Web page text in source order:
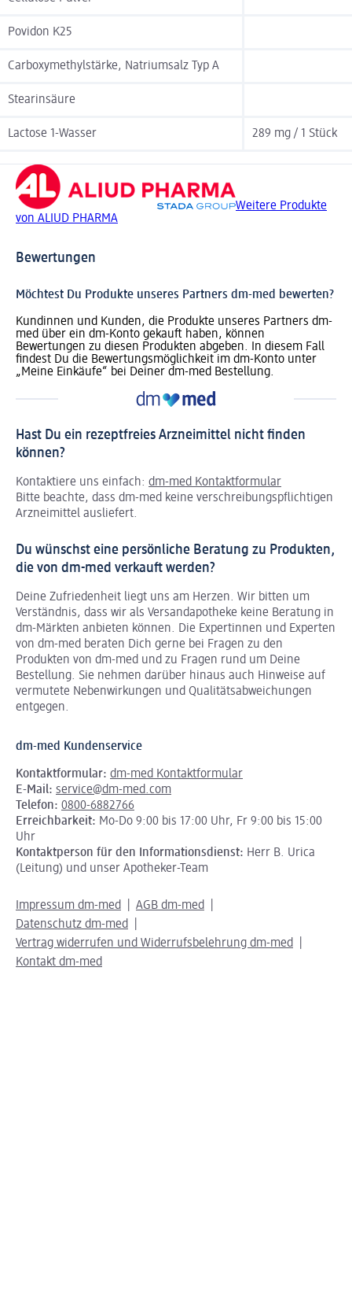
Povidon K25
Carboxymethylstärke, Natriumsalz Typ A
Stearinsäure
Lactose 1-Wasser 289 mg / 1 Stück
Weitere Produkte
von ALIUD PHARMA
Bewertungen
Möchtest Du Produkte unseres Partners dm-med bewerten?
Kundinnen und Kunden, die Produkte unseres Partners dm-
med über ein dm-Konto gekauft haben, können
Bewertungen zu diesen Produkten abgeben. In diesem Fall
findest Du die Bewertungsmöglichkeit im dm-Konto unter
„Meine Einkäufe“ bei Deiner dm-med Bestellung.
Hast Du ein rezeptfreies Arzneimittel nicht finden
können?
Kontaktiere uns einfach: dm-med Kontaktformular
Bitte beachte, dass dm-med keine verschreibungspflichtigen
Arzneimittel ausliefert.
Du wünschst eine persönliche Beratung zu Produkten,
die von dm-med verkauft werden?
Deine Zufriedenheit liegt uns am Herzen. Wir bitten um
Verständnis, dass wir als Versandapotheke keine Beratung in
dm-Märkten anbieten können. Die Expertinnen und Experten
von dm-med beraten Dich gerne bei Fragen zu den
Produkten von dm-med und zu Fragen rund um Deine
Bestellung. Sie nehmen darüber hinaus auch Hinweise auf
vermutete Nebenwirkungen und Qualitätsabweichungen
entgegen.
dm-med Kundenservice
Kontaktformular: dm-med Kontaktformular
E-Mail: service@dm-med.com
Telefon: 0800-6882766
Erreichbarkeit: Mo-Do 9:00 bis 17:00 Uhr, Fr 9:00 bis 15:00
Uhr
Kontaktperson für den Informationsdienst: Herr B. Urica
(Leitung) und unser Apotheker-Team
Impressum dm-med
AGB dm-med
Datenschutz dm-med
Vertrag widerrufen und Widerrufsbelehrung dm-med
Kontakt dm-med